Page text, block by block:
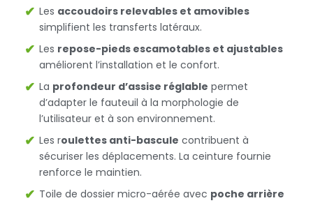
Les accoudoirs relevables et amovibles
simplifient les transferts latéraux.
Les repose-pieds escamotables et ajustables
améliorent l’installation et le confort.
La profondeur d’assise réglable permet
d’adapter le fauteuil à la morphologie de
l’utilisateur et à son environnement.
Les roulettes anti-bascule contribuent à
sécuriser les déplacements. La ceinture fournie
renforce le maintien.
Toile de dossier micro-aérée avec poche arrière